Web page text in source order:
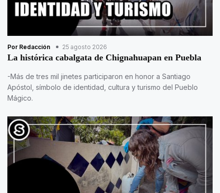
Por Redacción 25 agosto 2026
La histórica cabalgata de Chignahuapan en Puebla
-Más de tres mil jinetes participaron en honor a Santiago
Apóstol, símbolo de identidad, cultura y turismo del Pueblo
Mágico.